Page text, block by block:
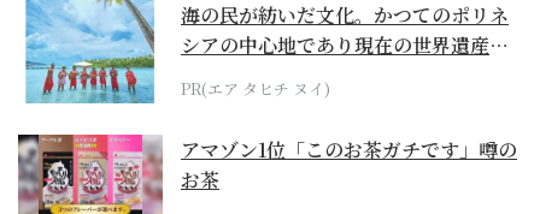
海の民が紡いだ文化。かつてのポリネ
シアの中心地であり現在の世界遺産か
らみえてくる...
PR(エア タヒチ ヌイ)
アマゾン1位「このお茶ガチです」噂の
お茶